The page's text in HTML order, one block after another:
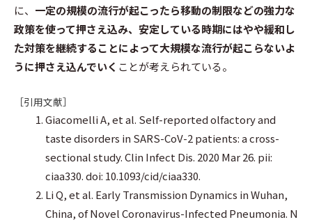
に、 一定の規模の流行が起こったら移動の制限などの強力な
政策を使って押さえ込み、安定している時期にはやや緩和し
た対策を継続することによって大規模な流行が起こらないよ
うに押さえ込んでいく ことが考えられている。
［引用文献］
Giacomelli A, et al. Self-reported olfactory and
taste disorders in SARS-CoV-2 patients: a cross-
sectional study. Clin Infect Dis. 2020 Mar 26. pii:
ciaa330. doi: 10.1093/cid/ciaa330.
Li Q, et al. Early Transmission Dynamics in Wuhan,
China, of Novel Coronavirus-Infected Pneumonia. N